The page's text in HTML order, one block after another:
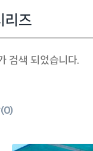
검색 되었습니다.
0)